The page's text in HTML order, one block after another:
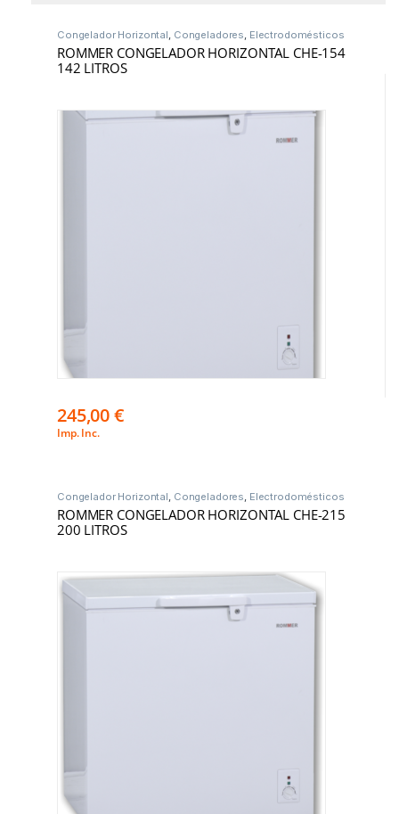
Congelador Horizontal, Congeladores, Electrodomésticos
ROMMER CONGELADOR HORIZONTAL CHE-154
142 LITROS
245,00€
Imp. Inc.
Congelador Horizontal, Congeladores, Electrodomésticos
ROMMER CONGELADOR HORIZONTAL CHE-215
200 LITROS